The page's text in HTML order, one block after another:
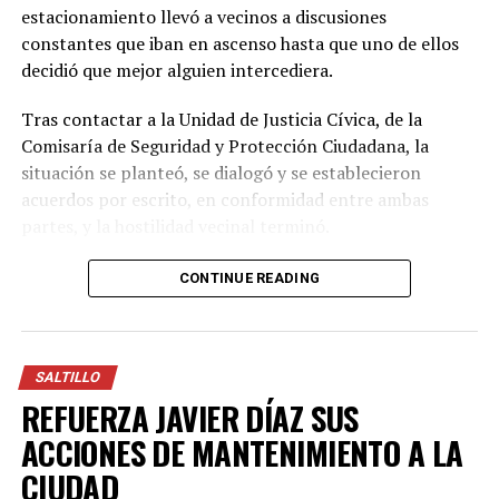
SEGURIDAD VIAL
Por su parte, Andrés, también amigo de la familia,
señaló que el vacío que dejan será difícil de superar para
quienes las conocieron.
“Las vamos a recordar con mucho cariño. Fueron
personas que dejaron una huella muy bonita entre sus
amigos y familiares. Hoy estamos aquí para
que compartimos su dolor”, manifestó.
estacionamiento llevó a vecinos a discusiones
constantes que iban en ascenso hasta que uno de ellos
decidió que mejor alguien intercediera.
Tras contactar a la Unidad de Justicia Cívica, de la
Comisaría de Seguridad y Protección Ciudadana, la
situación se planteó, se dialogó y se establecieron
acuerdos por escrito, en conformidad entre ambas
“Esa fue una de las situaciones que nos han tocado,
donde los vecinos se dieron la mano y todo se solucionó
con comunicación”, comentó Gorety Serrato Castañeda,
ADVERTISEMENT
CONTINUE READING
SALTILLO
REFUERZA JAVIER DÍAZ SUS
ACCIONES DE MANTENIMIENTO A LA
CIUDAD